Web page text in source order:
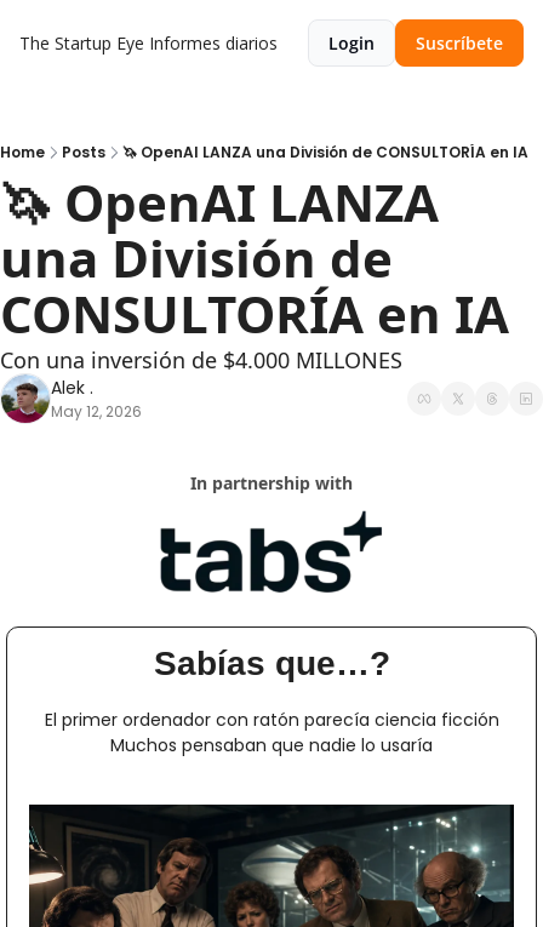
The Startup Eye Informes diarios Login Suscríbete
Home Posts 🦄 OpenAI LANZA una División de CONSULTORÍA en IA
🦄 OpenAI LANZA
una División de
CONSULTORÍA en IA
Con una inversión de $4.000 MILLONES
Alek .
May 12, 2026
In partnership with
Sabías que…?
El primer ordenador con ratón parecía ciencia ficción
Muchos pensaban que nadie lo usaría